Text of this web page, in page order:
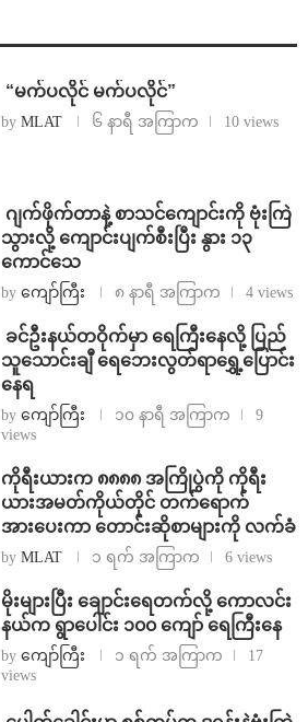
⁨ ⁨“မက်ပလိုင် မက်ပလိုင်”
by MLAT ၆ နာရီ အကြာက 10 views
⁨⁩ ⁨ဂျက်ဖိုက်တာနဲ့ စာသင်ကျောင်းကို ဗုံးကြဲ
သွားလို့ ကျောင်းပျက်စီးပြီး နွား ၁၃
ကောင်သေ
by ကျော်ကြီး ၈ နာရီ အကြာက 4 views
⁩ ⁨ခင်ဦးနယ်တဝိုက်မှာ ရေကြီးနေလို့ ပြည်
သူသောင်းချီ ရေဘေးလွတ်ရာရွှေ့ပြောင်း
နေရ
by ကျော်ကြီး ၁၀ နာရီ အကြာက
9
views
ကိုရီးယားက ၈၈၈၈ အကြိုပွဲကို ကိုရီး
ယားအမတ်ကိုယ်တိုင် တက်ရောက်
အားပေးကာ တောင်းဆိုစာများကို လက်ခံ
by MLAT ၁ ရက် အကြာက 6 views
⁨မိုးများပြီး ချောင်းရေတက်လို့ ကောလင်း
နယ်က ရွာပေါင်း ၁၀၀ ကျော် ရေကြီးနေ
by ကျော်ကြီး ၁ ရက် အကြာက
17
views